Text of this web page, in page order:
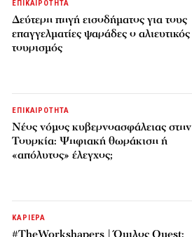
ΕΠΙΚΑΙΡΟΤΗΤΑ
Δεύτερη πηγή εισοδήματος για τους
επαγγελματίες ψαράδες ο αλιευτικός
τουρισμός
ΕΠΙΚΑΙΡΟΤΗΤΑ
Νέος νόμος κυβερνοασφάλειας στην
Τουρκία: Ψηφιακή θωράκιση ή
«απόλυτος» έλεγχος;
ΚΑΡΙΕΡΑ